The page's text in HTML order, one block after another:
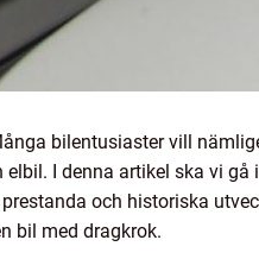
bilentusiaster vill
I denna artikel ska vi gå
och historiska
bil med dragkrok.